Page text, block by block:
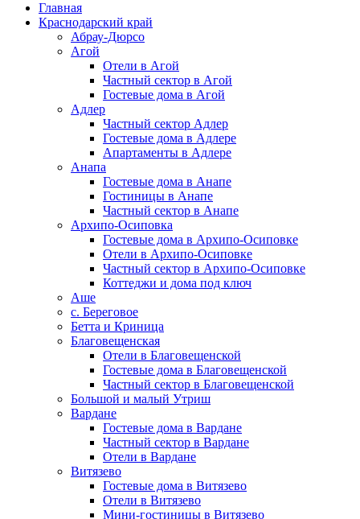
Главная
Краснодарский край
Абрау-Дюрсо
Агой
Отели в Агой
Частный сектор в Агой
Гостевые дома в Агой
Адлер
Частный сектор Адлер
Гостевые дома в Адлере
Апартаменты в Адлере
Анапа
Гостевые дома в Анапе
Гостиницы в Анапе
Частный сектор в Анапе
Архипо-Осиповка
Гостевые дома в Архипо-Осиповке
Отели в Архипо-Осиповке
Частный сектор в Архипо-Осиповке
Коттеджи и дома под ключ
Аше
с. Береговое
Бетта и Криница
Благовещенская
Отели в Благовещенской
Гостевые дома в Благовещенской
Частный сектор в Благовещенской
Большой и малый Утриш
Вардане
Гостевые дома в Вардане
Частный сектор в Вардане
Отели в Вардане
Витязево
Гостевые дома в Витязево
Отели в Витязево
Мини-гостиницы в Витязево